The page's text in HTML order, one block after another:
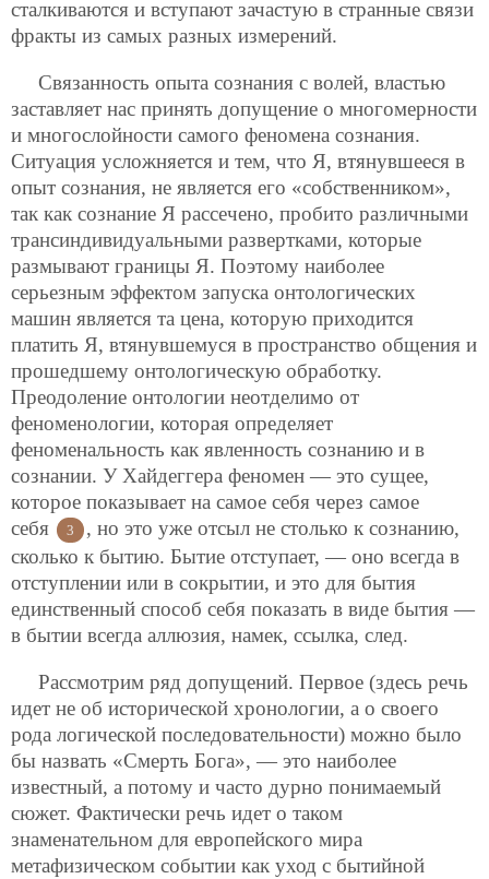
сталкиваются и вступают зачастую в странные связи
фракты из самых разных измерений.
Связанность опыта сознания с волей, властью
заставляет нас принять допущение о многомерности
и многослойности самого феномена сознания.
Ситуация усложняется и тем, что Я, втянувшееся в
опыт сознания, не является его «собственником»,
так как сознание Я рассечено, пробито различными
трансиндивидуальными развертками, которые
размывают границы Я. Поэтому наиболее
серьезным эффектом запуска онтологических
машин является та цена, которую приходится
платить Я, втянувшемуся в пространство общения и
прошедшему онтологическую обработку.
Преодоление онтологии неотделимо от
феноменологии, которая определяет
феноменальность как явленность сознанию и в
сознании. У Хайдеггера феномен — это сущее,
которое показывает на самое себя через самое
себя
3
, но это уже отсыл не столько к сознанию,
сколько к бытию. Бытие отступает, — оно всегда в
отступлении или в сокрытии, и это для бытия
единственный способ себя показать в виде бытия —
в бытии всегда аллюзия, намек, ссылка, след.
Рассмотрим ряд допущений. Первое (здесь речь
идет не об исторической хронологии, а о своего
рода логической последовательности) можно было
бы назвать «Смерть Бога», — это наиболее
известный, а потому и часто дурно понимаемый
сюжет. Фактически речь идет о таком
знаменательном для европейского мира
метафизическом событии как уход с бытийной